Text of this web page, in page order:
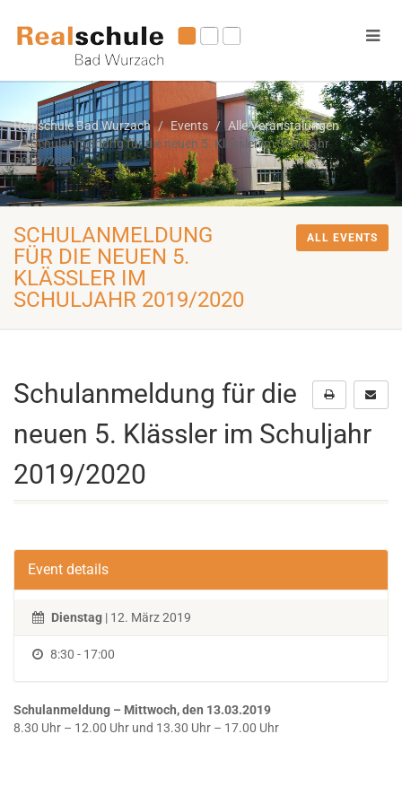
Realschule Bad Wurzach Events
Alle Veranstalungen
Schulanmeldung für die neuen 5. Klässler im Schuljahr
2019/2020
SCHULANMELDUNG
FÜR DIE NEUEN 5.
KLÄSSLER IM
SCHULJAHR 2019/2020
ALL EVENTS
Schulanmeldung für die
neuen 5. Klässler im Schuljahr
2019/2020
Event details
Dienstag | 12. März 2019
8:30 - 17:00
Schulanmeldung – Mittwoch, den 13.03.2019
8.30 Uhr – 12.00 Uhr und 13.30 Uhr – 17.00 Uhr